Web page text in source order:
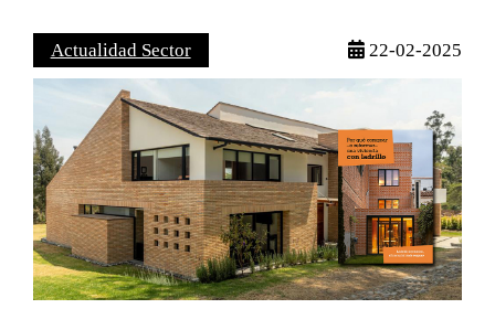
Actualidad Sector 22-02-2025